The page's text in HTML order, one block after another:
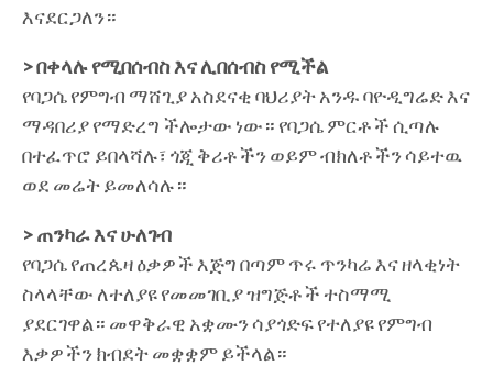
እናደርጋለን።
> በቀላሉ የሚበሰብስ እና ሊበሰብስ የሚችል
የባጋሴ የምግብ ማሸጊያ አስደናቂ ባህሪያት አንዱ ባዮዲግሬድ እና
ማዳበሪያ የማድረግ ችሎታው ነው። የባጋሴ ምርቶች ሲጣሉ
በተፈጥሮ ይበላሻሉ፣ ጎጂ ቅሪቶችን ወይም ብክለቶችን ሳይተዉ
ወደ መሬት ይመለሳሉ።
> ጠንካራ እና ሁለገብ
የባጋሴ የጠረጴዛ ዕቃዎች እጅግ በጣም ጥሩ ጥንካሬ እና ዘላቂነት
ስላላቸው ለተለያዩ የመመገቢያ ዝግጅቶች ተስማሚ
ያደርገዋል። መዋቅራዊ አቋሙን ሳያጎድፍ የተለያዩ የምግብ
እቃዎችን ክብደት መቋቋም ይችላል።